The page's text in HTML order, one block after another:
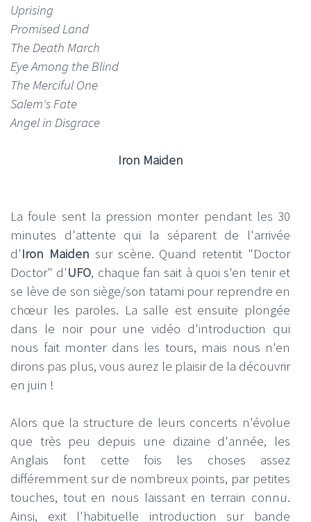
Uprising
Promised Land
The Death March
Eye Among the Blind
The Merciful One
Salem's Fate
Angel in Disgrace
Iron Maiden
La foule sent la pression monter pendant les 30
minutes d'attente qui la séparent de l'arrivée
d'Iron Maiden sur scène. Quand retentit "Doctor
Doctor" d'UFO, chaque fan sait à quoi s'en tenir et
se lève de son siège/son tatami pour reprendre en
chœur les paroles. La salle est ensuite plongée
dans le noir pour une vidéo d'introduction qui
nous fait monter dans les tours, mais nous n'en
dirons pas plus, vous aurez le plaisir de la découvrir
en juin !
Alors que la structure de leurs concerts n'évolue
que très peu depuis une dizaine d'année, les
Anglais font cette fois les choses assez
différemment sur de nombreux points, par petites
touches, tout en nous laissant en terrain connu.
Ainsi, exit l'habituelle introduction sur bande